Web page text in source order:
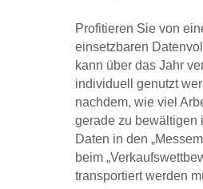
Profitieren Sie von
einsetzbaren
kann über das Jahr
individuell genutzt
nachdem, wie viel
gerade zu bewältigen
Daten in den
beim
transportiert werden